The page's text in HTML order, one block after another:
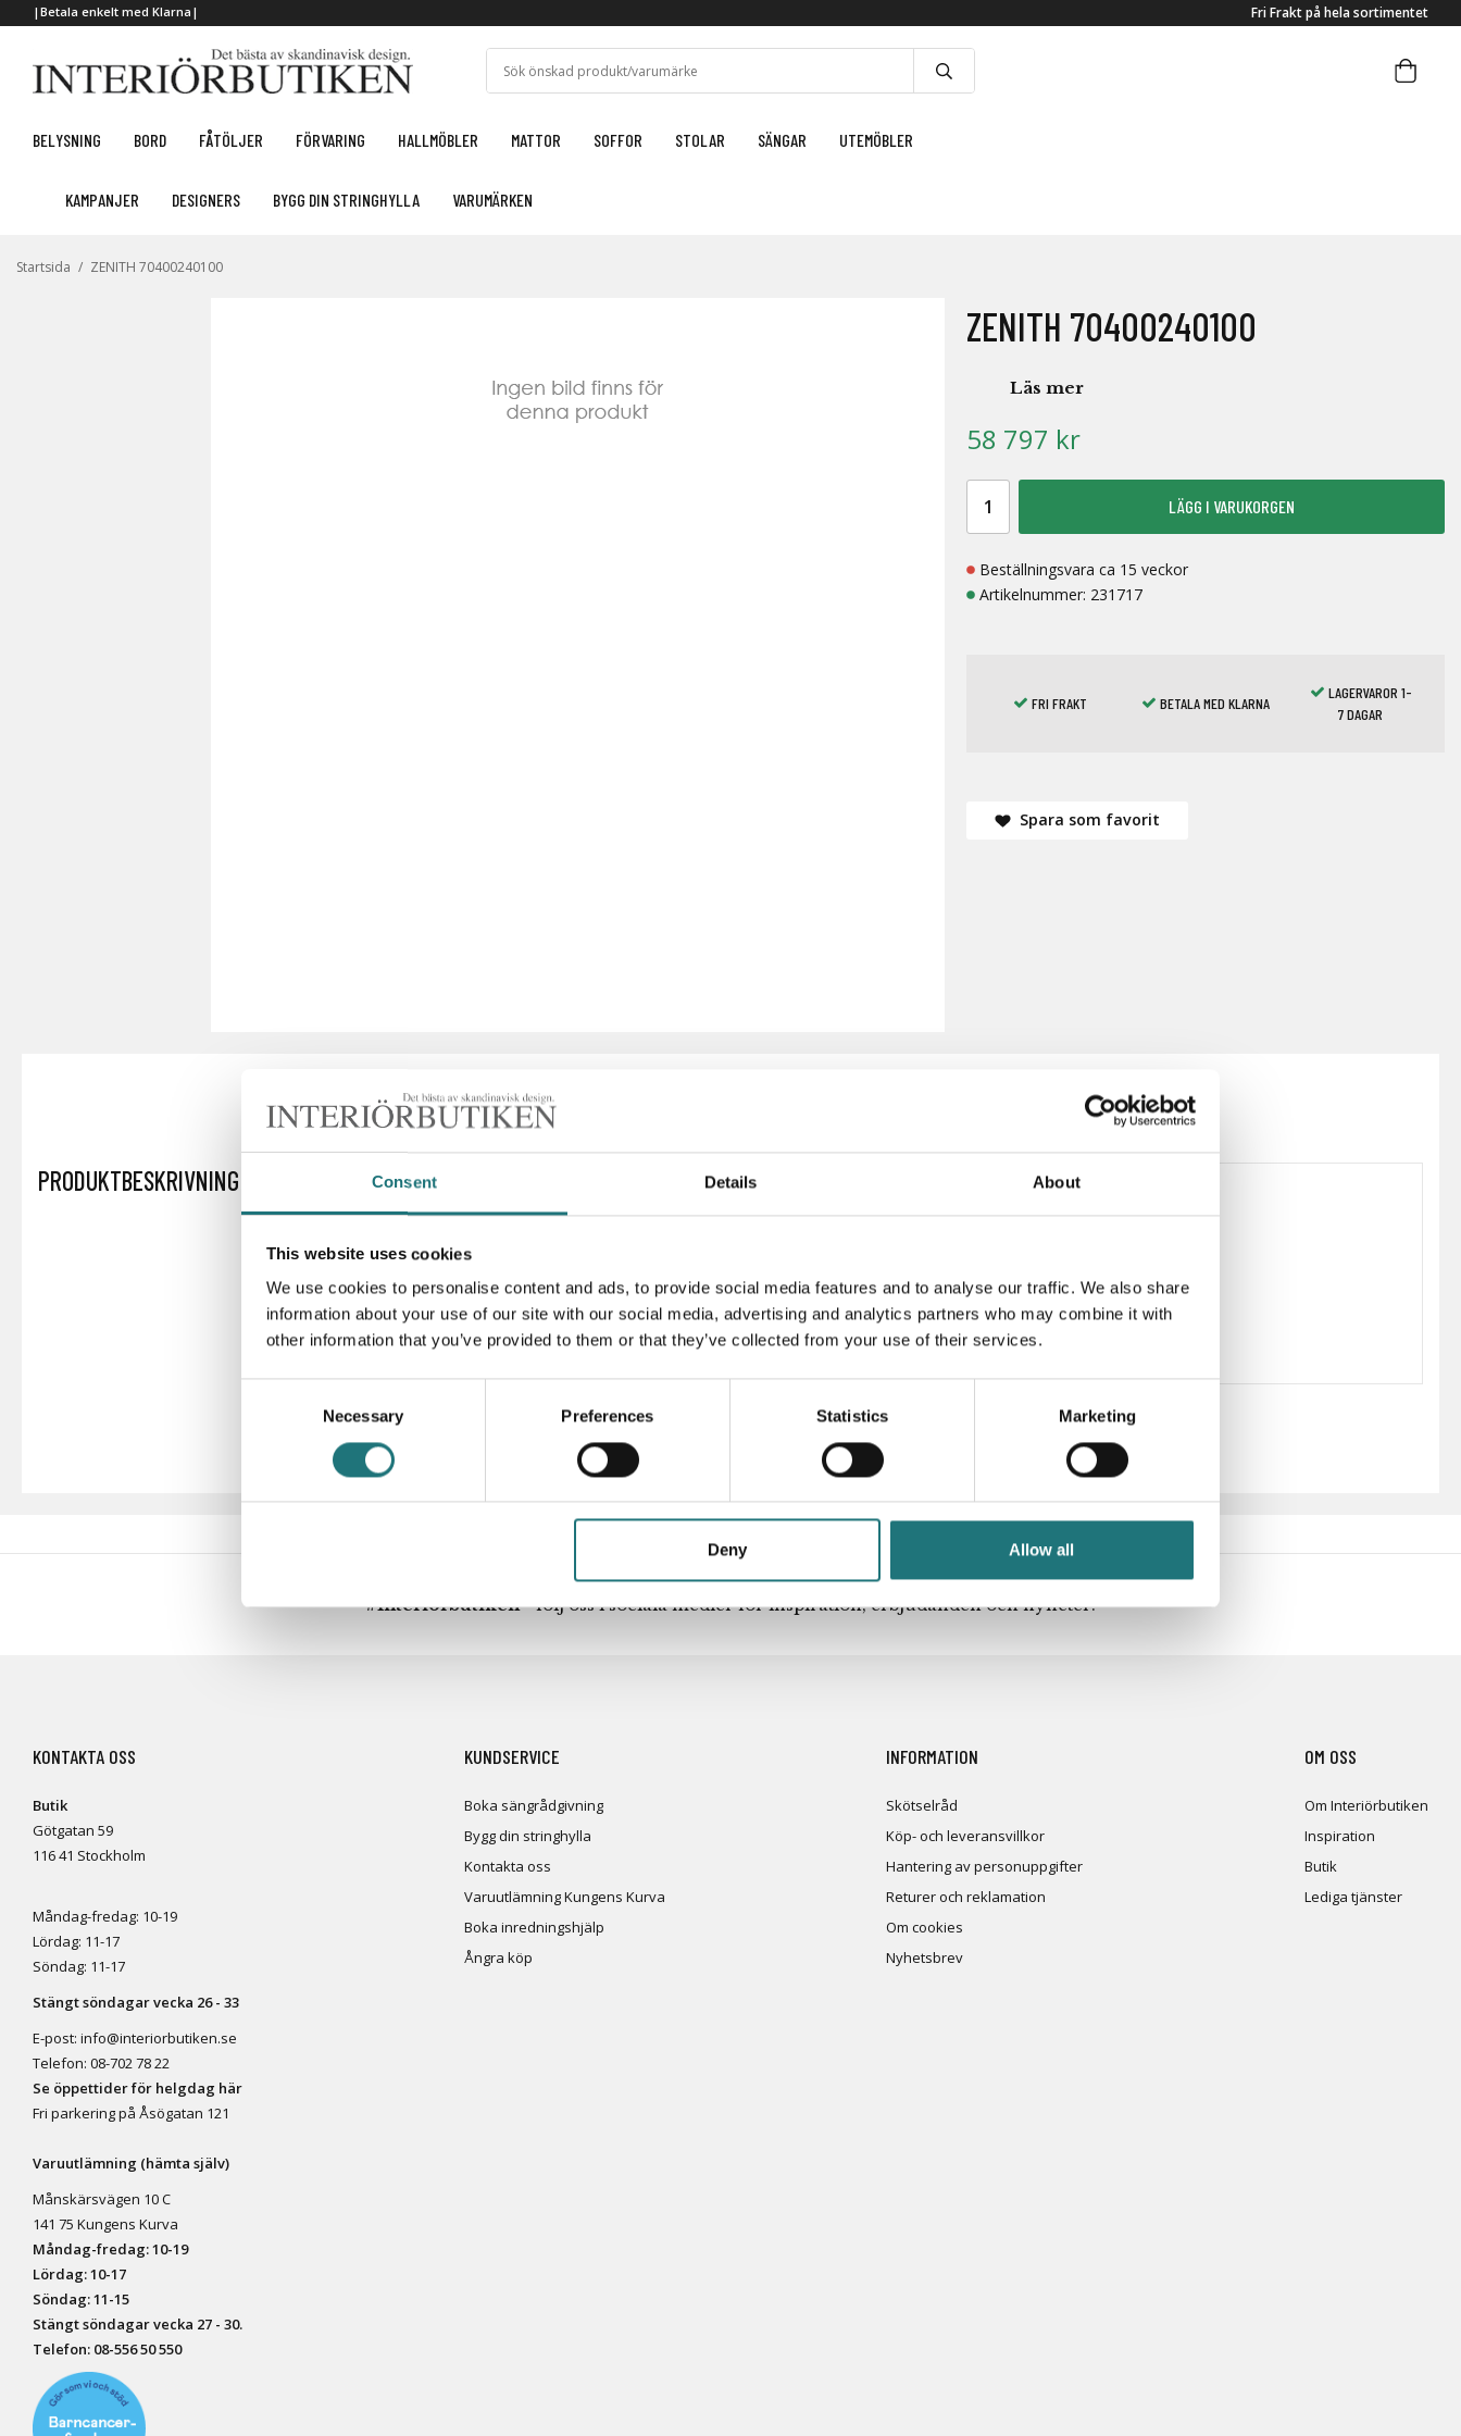
Consent Details About
This website uses cookies
We use cookies to personalise content and ads, to provide social media features and to analyse our traffic. We also share
information about your use of our site with our social media, advertising and analytics partners who may combine it with
other information that you’ve provided to them or that they’ve collected from your use of their services.
Necessary Preferences Statistics Marketing
Deny Allow all
|Betala enkelt med Klarna| Fri Frakt på hela sortimentet
BELYSNING BORD FÅTÖLJER FÖRVARING HALLMÖBLER MATTOR SOFFOR STOLAR SÄNGAR UTEMÖBLER
KAMPANJER DESIGNERS BYGG DIN STRINGHYLLA VARUMÄRKEN
Startsida / ZENITH 70400240100
ZENITH 70400240100
Läs mer
58 797 kr
LÄGG I VARUKORGEN
Beställningsvara ca 15 veckor
Artikelnummer: 231717
FRI FRAKT BETALA MED KLARNA
LAGERVAROR 1-
7 DAGAR
Spara som favorit
PRODUKTBESKRIVNING
#Interiörbutiken- följ oss i sociala medier för inspiration, erbjudanden och nyheter!
KONTAKTA OSS
Butik
Götgatan 59
116 41 Stockholm
Måndag-fredag: 10-19
Lördag: 11-17
Söndag: 11-17
Stängt söndagar vecka 26 - 33
E-post: info@interiorbutiken.se
Telefon: 08-702 78 22
Se öppettider för helgdag här
Fri parkering på Åsögatan 121
Varuutlämning (hämta själv)
Månskärsvägen 10 C
141 75 Kungens Kurva
Måndag-fredag: 10-19
Lördag: 10-17
Söndag: 11-15
Stängt söndagar vecka 27 - 30.
Telefon: 08-556 50 550
KUNDSERVICE
Boka sängrådgivning
Bygg din stringhylla
Kontakta oss
Varuutlämning Kungens Kurva
Boka inredningshjälp
Ångra köp
INFORMATION
Skötselråd
Köp- och leveransvillkor
Hantering av personuppgifter
Returer och reklamation
Om cookies
Nyhetsbrev
OM OSS
Om Interiörbutiken
Inspiration
Butik
Lediga tjänster